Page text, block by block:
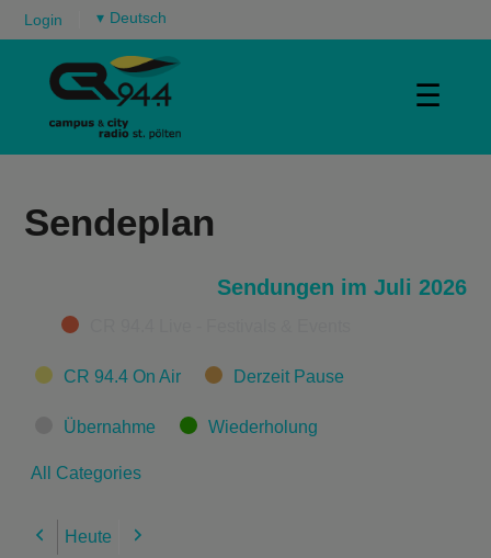
Login ▾
☰
Sendeplan
Sendungen im Juli 2026
Categories
CR 94.4 On Air Derzeit Pause
Übernahme Wiederholung
All Categories
Previous
Heute Next